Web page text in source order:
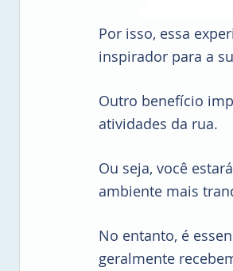
Por isso, essa
inspirador para a
Outro benefício
atividades da rua.
Ou seja, você
ambiente mais
No entanto, é
geralmente